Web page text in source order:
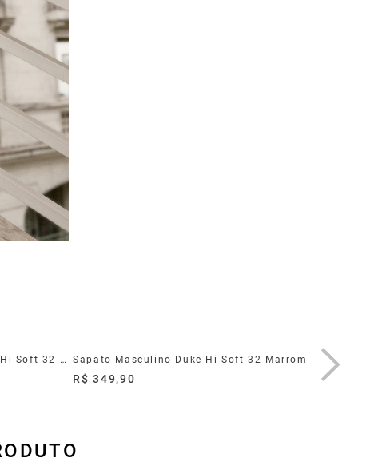
Sapato Masculino Duke Couro Hi-Soft 32 Preto Sapato Masculino Duke Hi-Soft 32 Marrom
R$ 349,90
Sapato
R$